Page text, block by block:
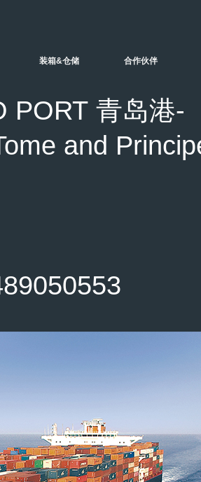
装箱&仓储 合作伙伴
青岛港-
and